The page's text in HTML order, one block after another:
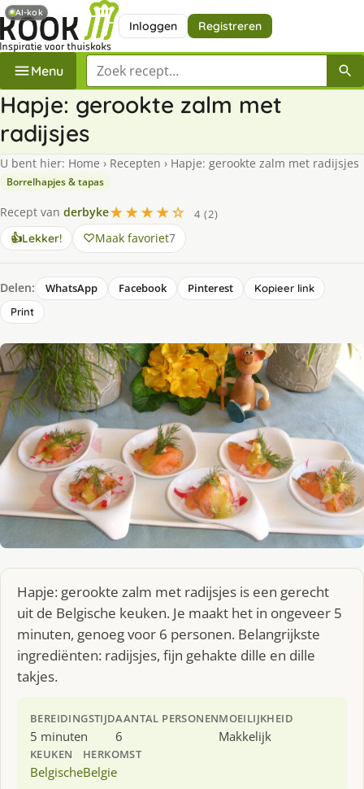
Inloggen Registreren
Menu Zoek een recept
Hapje: gerookte zalm met
radijsjes
U bent hier: Home › Recepten › Hapje: gerookte zalm met radijsjes
Borrelhapjes & tapas
Recept van derbyke★★★★☆
4 (2)
👍Lekker! Maak favoriet7
Delen: WhatsApp Facebook Pinterest
Kopieer link
Print
Hapje: gerookte zalm met radijsjes is een gerecht
uit de Belgische keuken. Je maakt het in ongeveer 5
minuten, genoeg voor 6 personen. Belangrijkste
ingrediënten: radijsjes, fijn gehakte dille en dille
takjes.
BEREIDINGSTIJD
5 minuten
AANTAL PERSONEN
6
MOEILIJKHEID
Makkelijk
KEUKEN
Belgische
HERKOMST
Belgie
AI-kok